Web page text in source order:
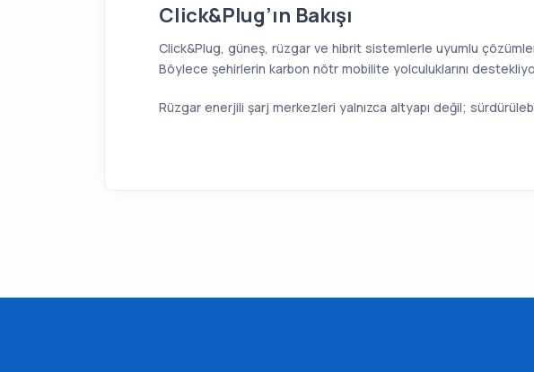
Click&Plug’ın Bakışı
Click&Plug, güneş, rüzgar ve hibrit sistemlerle uyumlu
Böylece şehirlerin karbon nötr mobilite yolculuklarını
Rüzgar enerjili şarj merkezleri yalnızca altyapı değil;